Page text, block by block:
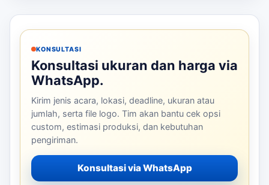
KONSULTASI
Konsultasi ukuran dan harga via
WhatsApp.
Kirim jenis acara, lokasi, deadline, ukuran atau
jumlah, serta file logo. Tim akan bantu cek opsi
custom, estimasi produksi, dan kebutuhan
pengiriman.
Konsultasi via WhatsApp